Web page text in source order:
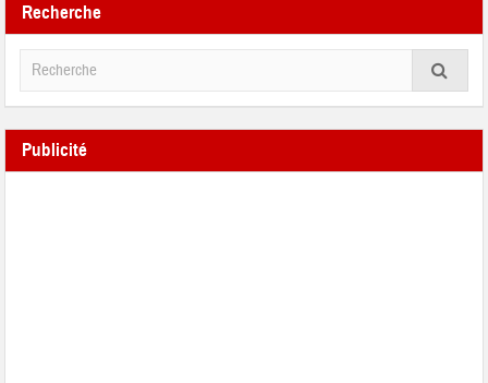
Recherche
Publicité